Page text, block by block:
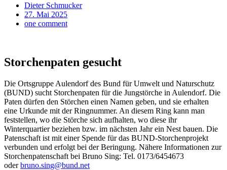
Dieter Schmucker
27. Mai 2025
one comment
Storchenpaten gesucht
Die Ortsgruppe Aulendorf des Bund für Umwelt und Naturschutz
(BUND) sucht Storchenpaten für die Jungstörche in Aulendorf. Die
Paten dürfen den Störchen einen Namen geben, und sie erhalten
eine Urkunde mit der Ringnummer. An diesem Ring kann man
feststellen, wo die Störche sich aufhalten, wo diese ihr
Winterquartier beziehen bzw. im nächsten Jahr ein Nest bauen. Die
Patenschaft ist mit einer Spende für das BUND-Storchenprojekt
verbunden und erfolgt bei der Beringung. Nähere Informationen zur
Storchenpatenschaft bei Bruno Sing: Tel. 0173/6454673
oderbruno.sing@bund.net